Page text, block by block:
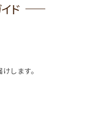
ド
します。